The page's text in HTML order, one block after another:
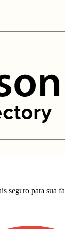
seguro para sua